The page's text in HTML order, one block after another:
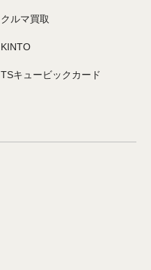
クルマ買取
KINTO
TSキュービックカード